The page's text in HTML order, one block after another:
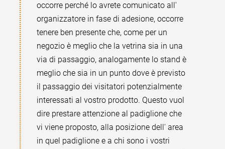
occorre perché lo avrete comunicato all'
organizzatore in fase di adesione, occorre
tenere ben presente che, come per un
negozio è meglio che la vetrina sia in una
via di passaggio, analogamente lo stand è
meglio che sia in un punto dove è previsto
il passaggio dei visitatori potenzialmente
interessati al vostro prodotto. Questo vuol
dire prestare attenzione al padiglione che
vi viene proposto, alla posizione dell' area
in quel padiglione e a chi sono i vostri